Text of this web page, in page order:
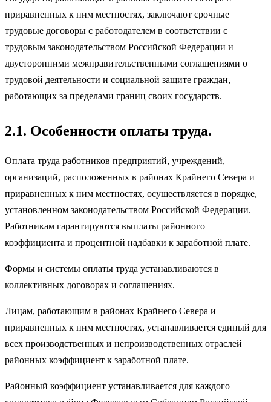
приравненных к ним местностях, заключают срочные
трудовые договоры с работодателем в соответствии с
трудовым законодательством Российской Федерации и
двусторонними межправительственными соглашениями о
трудовой деятельности и социальной защите граждан,
работающих за пределами границ своих государств.
2.1. Особенности оплаты труда.
Оплата труда работников предприятий, учреждений,
организаций, расположенных в районах Крайнего Севера и
приравненных к ним местностях, осуществляется в порядке,
установленном законодательством Российской Федерации.
Работникам гарантируются выплаты районного
коэффициента и процентной надбавки к заработной плате.
Формы и системы оплаты труда устанавливаются в
коллективных договорах и соглашениях.
Лицам, работающим в районах Крайнего Севера и
приравненных к ним местностях, устанавливается единый для
всех производственных и непроизводственных отраслей
районных коэффициент к заработной плате.
Районный коэффициент устанавливается для каждого